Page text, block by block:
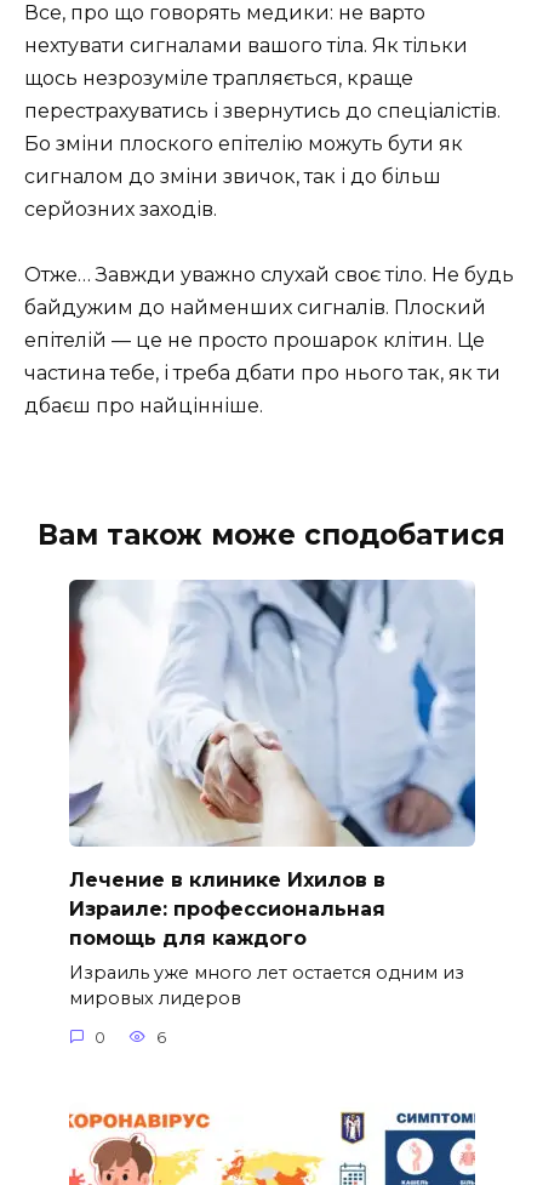
Все, про що говорять медики: не варто
нехтувати сигналами вашого тіла. Як тільки
щось незрозуміле трапляється, краще
перестрахуватись і звернутись до спеціалістів.
Бо зміни плоского епітелію можуть бути як
сигналом до зміни звичок, так і до більш
серйозних заходів.
Отже… Завжди уважно слухай своє тіло. Не будь
байдужим до найменших сигналів. Плоский
епітелій — це не просто прошарок клітин. Це
частина тебе, і треба дбати про нього так, як ти
дбаєш про найцінніше.
Вам також може сподобатися
Лечение в клинике Ихилов в
Израиле: профессиональная
помощь для каждого
Израиль уже много лет остается одним из
мировых лидеров
0 6